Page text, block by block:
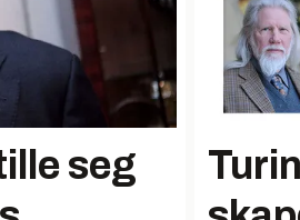
seg